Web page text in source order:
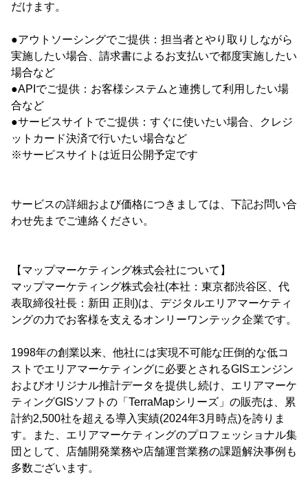
だけます。
●アウトソーシングでご提供：担当者とやり取りしながら
実施したい場合、請求書によるお支払いで都度実施したい
場合など
●APIでご提供：お客様システムと連携して利用したい場
合など
●サービスサイトでご提供：すぐに使いたい場合、クレジ
ットカード決済で行いたい場合など
※サービスサイトは近日公開予定です
サービスの詳細および価格につきましては、下記お問い合
わせ先までご連絡ください。
【マップマーケティング株式会社について】
マップマーケティング株式会社(本社：東京都渋谷区、代
表取締役社長：新田 正則)は、デジタルエリアマーケティ
ングの力でお客様を支えるオンリーワンテック企業です。
1998年の創業以来、他社には実現不可能な圧倒的な低コ
ストでエリアマーケティングに必要とされるGISエンジン
およびオリジナル推計データを提供し続け、エリアマーケ
ティングGISソフトの「TerraMapシリーズ」の販売は、累
計約2,500社を超える導入実績(2024年3月時点)を誇りま
す。また、エリアマーケティングのプロフェッショナル集
団として、店舗開発業務や店舗運営業務の課題解決事例も
多数ございます。